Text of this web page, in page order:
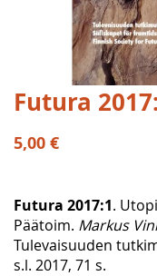
Hoppa
till
början
av
Futura
5,00 €
Futura 2017:1.
Päätoim. Markus
Tulevaisuuden
s.l. 2017, 71 s.